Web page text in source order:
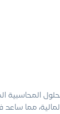
المحاسبية
مما